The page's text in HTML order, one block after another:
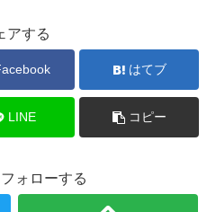
アする
はてブ
LINE コピー
ォローする